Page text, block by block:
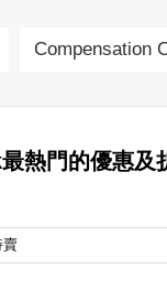
Compensation
熱門的優惠及
賣